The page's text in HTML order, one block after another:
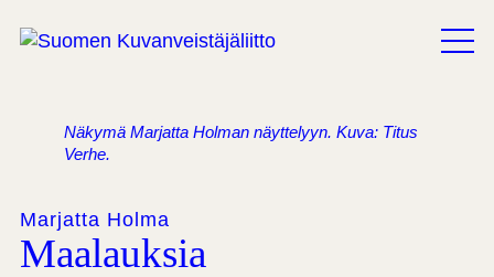
Haku
Näkymä Marjatta Holman näyttelyyn. Kuva: Titus
Verhe.
Marjatta Holma
Maalauksia